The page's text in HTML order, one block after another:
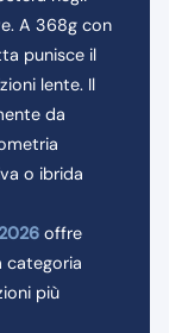
A 368g con
punisce il
lente. Il
da
o ibrida
offre
categoria
più